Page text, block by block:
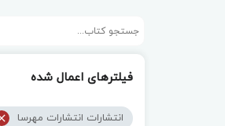
فیلترهای اعمال شده
انتشارات انتشارات مهرسا